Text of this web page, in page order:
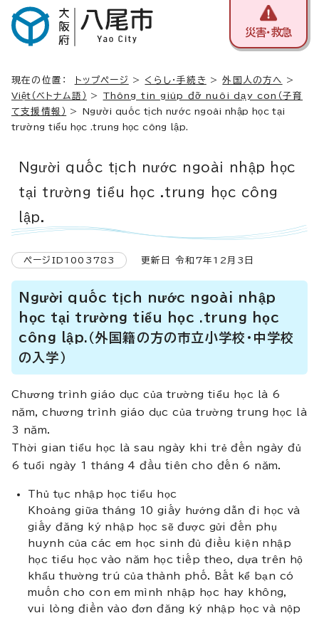
災害・救急
現在の位置： トップページ > くらし・手続き >外国人の方へ
>
Việt （ベトナム語） > Thông tin giúp đỡ nuôi dạy con（子育
て支援情報）
> Người quốc tịch nước ngoài nhập học tại
trường tiểu học .trung học công lập.
Người quốc tịch nước ngoài nhập học
tại trường tiểu học .trung học công
lập.
ページID1003783 更新日 令和7年12月3日
Người quốc tịch nước ngoài nhập
học tại trường tiểu học .trung học
công lập. （外国籍の方の市立小学校・中学校
の入学）
Chương trình giáo dục của trường tiểu học là 6
năm, chương trình giáo dục của trường trung học là
3 năm.
Thời gian tiểu học là sau ngày khi trẻ đến ngày đủ
6 tuổi ngày 1 tháng 4 đầu tiên cho đến 6 năm.
Thủ tục nhập học tiểu học
Khoảng giữa tháng 10 giấy hướng dẫn đi học và
giấy đăng ký nhập học sẽ được gửi đến phụ
huynh của các em học sinh đủ điều kiện nhập
học tiểu học vào năm học tiếp theo, dựa trên hộ
khẩu thường trú của thành phố. Bất kể bạn có
muốn cho con em mình nhập học hay không,
vui lòng điền vào đơn đăng ký nhập học và nộp